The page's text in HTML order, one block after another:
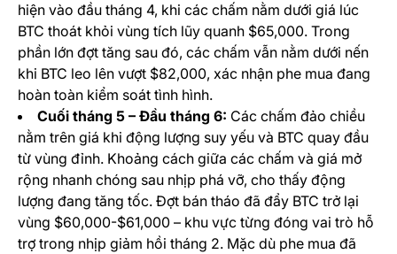
hiện vào đầu tháng 4, khi các chấm nằm dưới giá lúc
BTC thoát khỏi vùng tích lũy quanh $65,000. Trong
phần lớn đợt tăng sau đó, các chấm vẫn nằm dưới nến
khi BTC leo lên vượt $82,000, xác nhận phe mua đang
hoàn toàn kiểm soát tình hình.
Cuối tháng 5 – Đầu tháng 6: Các chấm đảo chiều
nằm trên giá khi động lượng suy yếu và BTC quay đầu
từ vùng đỉnh. Khoảng cách giữa các chấm và giá mở
rộng nhanh chóng sau nhịp phá vỡ, cho thấy động
lượng đang tăng tốc. Đợt bán tháo đã đẩy BTC trở lại
vùng $60,000-$61,000 – khu vực từng đóng vai trò hỗ
trợ trong nhịp giảm hồi tháng 2. Mặc dù phe mua đã